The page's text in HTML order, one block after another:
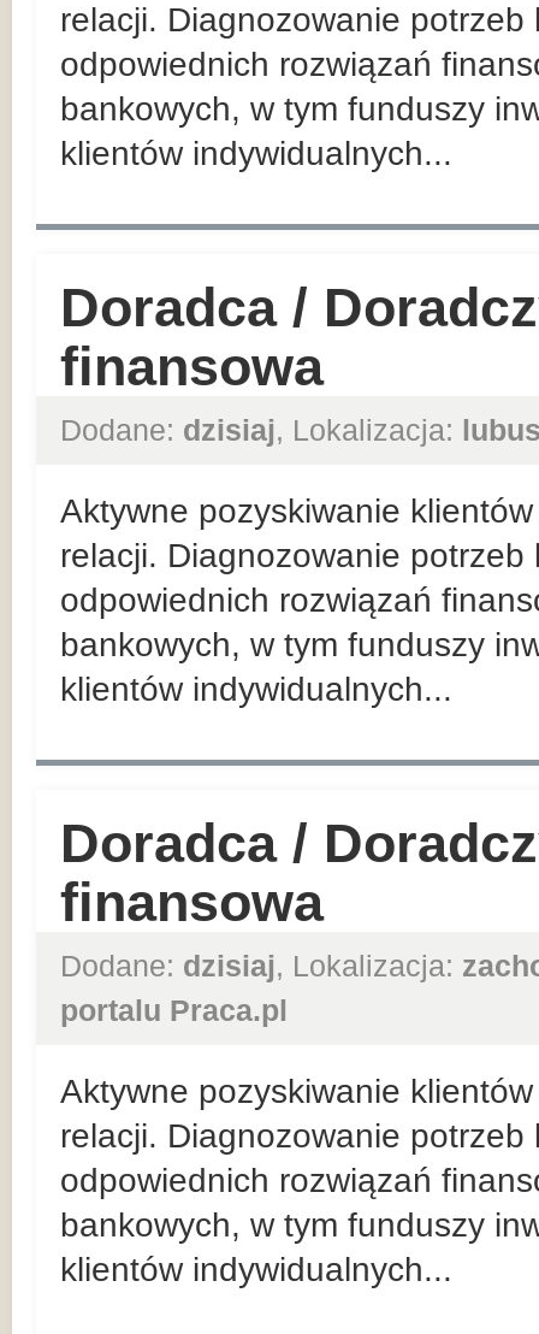
relacji. Diagnozowanie
odpowiednich rozwiązań
bankowych, w tym funduszy
klientów indywidualnych...
Doradca /
finansowa
Dodane: dzisiaj, Lokalizacja:
Aktywne pozyskiwanie
relacji. Diagnozowanie
odpowiednich rozwiązań
bankowych, w tym funduszy
klientów indywidualnych...
Doradca /
finansowa
Dodane: dzisiaj, Lokalizacja:
portalu Praca.pl
Aktywne pozyskiwanie
relacji. Diagnozowanie
odpowiednich rozwiązań
bankowych, w tym funduszy
klientów indywidualnych...